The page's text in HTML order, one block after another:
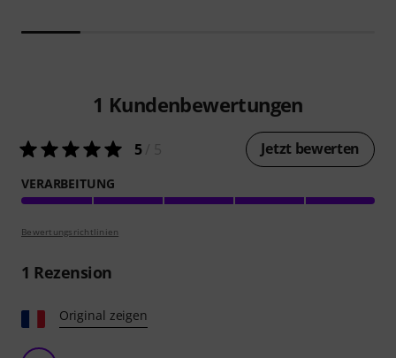
1 Kundenbewertungen
5/ 5 Jetzt bewerten
VERARBEITUNG
Bewertungsrichtlinien
1 Rezension
Original zeigen